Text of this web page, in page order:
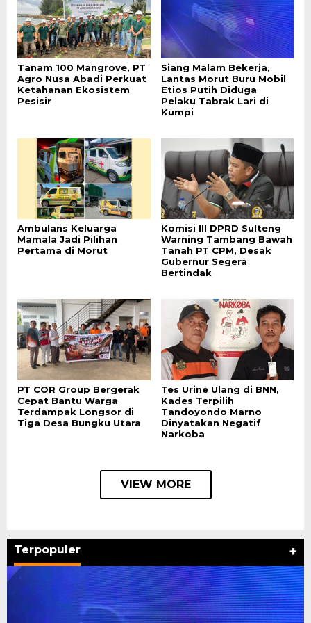
Tanam 100 Mangrove, PT
Agro Nusa Abadi Perkuat
Ketahanan Ekosistem
Pesisir
Siang Malam Bekerja,
Lantas Morut Buru Mobil
Etios Putih Diduga
Pelaku Tabrak Lari di
Kumpi
Ambulans Keluarga
Mamala Jadi Pilihan
Pertama di Morut
Komisi III DPRD Sulteng
Warning Tambang Bawah
Tanah PT CPM, Desak
Gubernur Segera
Bertindak
PT COR Group Bergerak
Cepat Bantu Warga
Terdampak Longsor di
Tiga Desa Bungku Utara
Tes Urine Ulang di BNN,
Kades Terpilih
Tandoyondo Marno
Dinyatakan Negatif
Narkoba
VIEW MORE
Terpopuler +